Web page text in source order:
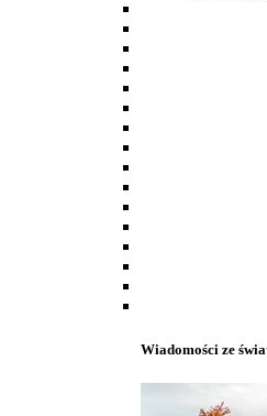
Wiadomości ze